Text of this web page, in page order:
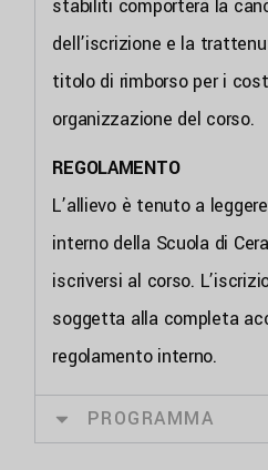
stabiliti comporterà la
dell’iscrizione e la
titolo di rimborso per i
organizzazione del corso.
REGOLAMENTO
L’allievo è tenuto a
interno della Scuola di
iscriversi al corso.
soggetta alla completa
regolamento interno.
PROGRAMMA